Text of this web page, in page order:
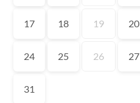
17 18 19 20
24 25 26 27
31